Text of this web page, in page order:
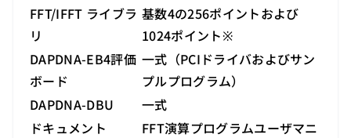
FFT/IFFT ライブラ
リ
基数4の256ポイントおよび
1024ポイント※
DAPDNA-EB4評価
ボード
一式（PCIドライバおよびサン
プルプログラム）
DAPDNA-DBU
一式
ドキュメント
FFT演算プログラムユーザマニ